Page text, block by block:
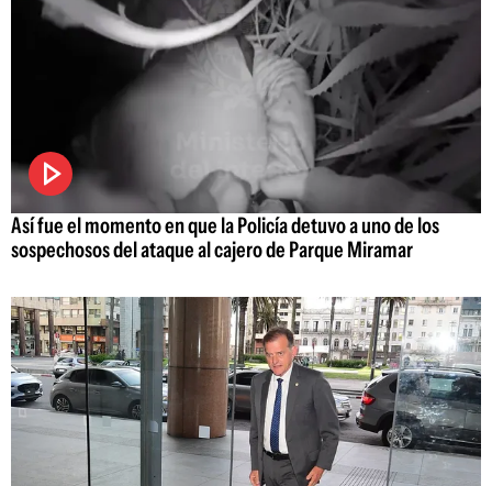
Así fue el momento en que la Policía detuvo a uno de los
sospechosos del ataque al cajero de Parque Miramar